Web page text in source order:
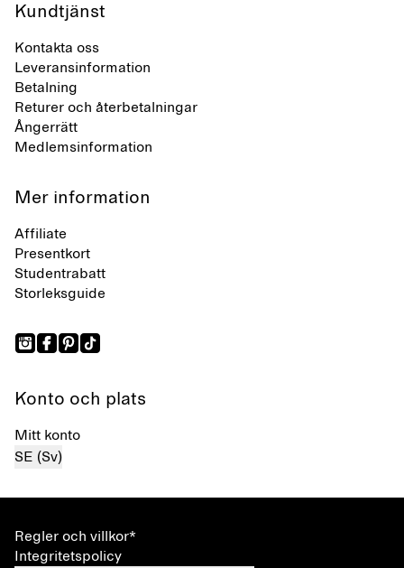
Kundtjänst
Kontakta oss
Leveransinformation
Betalning
Returer och återbetalningar
Ångerrätt
Medlemsinformation
Mer information
Affiliate
Presentkort
Studentrabatt
Storleksguide
Konto och plats
Mitt konto
SE (Sv)
Regler och villkor*
Integritetspolicy